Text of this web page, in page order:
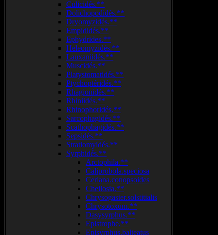
Culicidés.**
Dolichopodidés.**
Dryomyzidés.**
Empididés.**
Ephydrides.**
Heleomyzidés.**
Lauxaniidés.**
Muscidés.**
Platystomatidés.**
Ptychoptéridés.**
Rhagionidés.**
Rhiniidés.**
Rhinophoridés.**
Sarcophagidés.**
Scathophagidés.**
Sepsidés.**
Stratiomyidés.**
Syrphidés.**
Arctophila.**
Caliprobola.speciosa
Ceriana.conopsoides
Cheilosia.**
Chrysogaster.solstitialis
Chrysotoxum.**
Dasysyrphus.**
Epistrophe.**
Episyrphus.balteatus